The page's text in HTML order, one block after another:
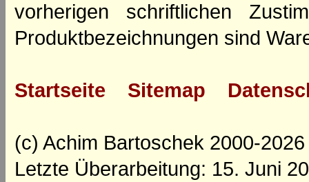
vorherigen schriftlichen
Produktbezeichnungen sind
Startseite Sitemap
(c) Achim Bartoschek 2000-2026
Letzte Überarbeitung: 15. Juni